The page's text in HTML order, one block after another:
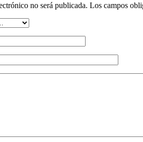
no será publicada. Los campos